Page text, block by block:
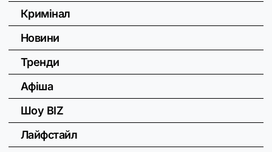
Кримінал
Новини
Тренди
Афіша
Шоу BIZ
Лайфстайл